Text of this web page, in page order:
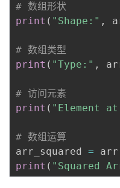
播
活
动
的
关
我
开
者
学
的
Programs
的
持
# 数组形状
print ( "Shape:" ,
# 数组类型
print ( "Type:" ,
# 访问元素
print ( "Element
# 数组运算
arr_squared = arr
print ( "Squared